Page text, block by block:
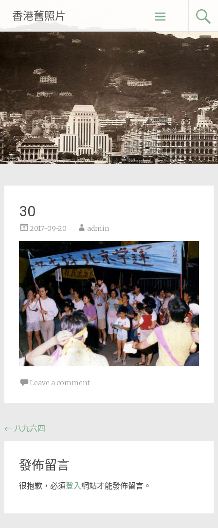
content
香港舊照片
30
2017-09-20 admin
Leave a comment
Post
← 八九六四
發佈留言
很抱歉，必須登入網站才能發佈留言。